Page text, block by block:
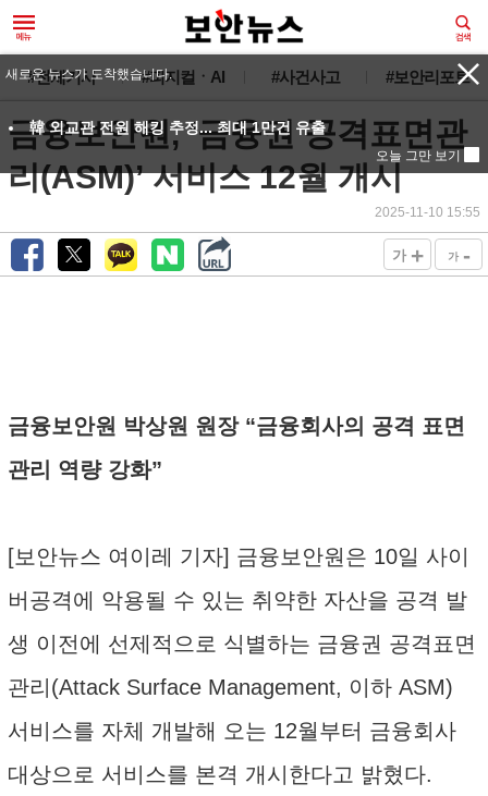
#전체기사 #피지컬ㆍAI #사건사고 #보안리포트
금융보안원, ‘금융권 공격표면관
리(ASM)’ 서비스 12월 개시
2025-11-10 15:55
가 + 가 -
금융보안원 박상원 원장 “금융회사의 공격 표면
관리 역량 강화”
[보안뉴스 여이레 기자] 금융보안원은 10일 사이
버공격에 악용될 수 있는 취약한 자산을 공격 발
생 이전에 선제적으로 식별하는 금융권 공격표면
관리(Attack Surface Management, 이하 ASM)
서비스를 자체 개발해 오는 12월부터 금융회사
대상으로 서비스를 본격 개시한다고 밝혔다.
새로운 뉴스가 도착했습니다.
韓 외교관 전원 해킹 추정... 최대 1만건 유출
오늘 그만 보기